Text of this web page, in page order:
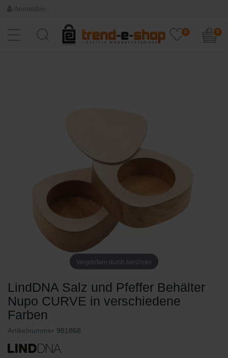
0 0
Vergrößern durch berühren
LindDNA Salz und Pfeffer Behälter
Nupo CURVE in verschiedene
Farben
Artikelnummer 981868